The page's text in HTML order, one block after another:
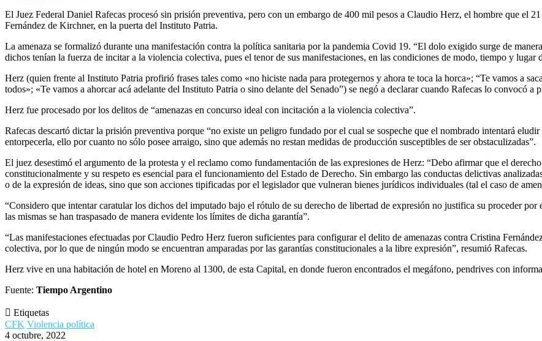
El Juez Federal Daniel Rafecas procesó sin prisión preventiva, pero con un embargo de 400 mil pesos a Claudio Herz, el hombre que el
Fernández de Kirchner, en la puerta del Instituto Patria.
La amenaza se formalizó durante una manifestación contra la política sanitaria por la pandemia Covid 19. “El dolo exigido surge de
dichos tenían la fuerza de incitar a la violencia colectiva, pues el tenor de sus manifestaciones, en las condiciones de modo, tiempo y lugar
Herz (quien frente al Instituto Patria profirió frases tales como «no hiciste nada para protegernos y ahora te toca la horca»; “Te vamos a
todos»; «Te vamos a ahorcar acá adelante del Instituto Patria o sino delante del Senado”) se negó a declarar cuando Rafecas lo convocó
Herz fue procesado por los delitos de “amenazas en concurso ideal con incitación a la violencia colectiva”.
Rafecas descartó dictar la prisión preventiva porque “no existe un peligro fundado por el cual se sospeche que el nombrado intentará
entorpecerla, ello por cuanto no sólo posee arraigo, sino que además no restan medidas de producción susceptibles de ser obstaculizadas”.
El juez desestimó el argumento de la protesta y el reclamo como fundamentación de las expresiones de Herz: “Debo afirmar que el
constitucionalmente y su respeto es esencial para el funcionamiento del Estado de Derecho. Sin embargo las conductas delictivas
o de la expresión de ideas, sino que son acciones tipificadas por el legislador que vulneran bienes jurídicos individuales (tal el caso de
“Considero que intentar caratular los dichos del imputado bajo el rótulo de su derecho de libertad de expresión no justifica su proceder
las mismas se han traspasado de manera evidente los límites de dicha garantía”.
“Las manifestaciones efectuadas por Claudio Pedro Herz fueron suficientes para configurar el delito de amenazas contra Cristina
colectiva, por lo que de ningún modo se encuentran amparadas por las garantías constitucionales a la libre expresión”, resumió Rafecas.
Herz vive en una habitación de hotel en Moreno al 1300, de esta Capital, en donde fueron encontrados el megáfono, pendrives con
Fuente: Tiempo Argentino
Etiquetas
CFK Violencia política
4 octubre, 2022